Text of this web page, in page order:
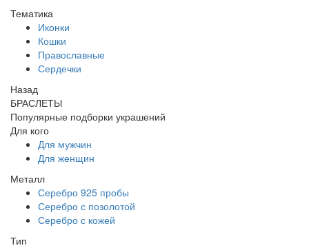
Тематика
Иконки
Кошки
Православные
Сердечки
Назад
БРАСЛЕТЫ
Популярные подборки украшений
Для кого
Для мужчин
Для женщин
Металл
Серебро 925 пробы
Серебро с позолотой
Серебро с кожей
Тип